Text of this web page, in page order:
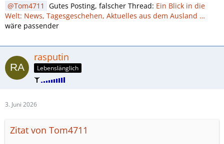
Tom4711 Gutes Posting, falscher Thread: Ein Blick in die
Welt: News, Tagesgeschehen, Aktuelles aus dem Ausland …
wäre passender
rasputin
Lebenslänglich
3. Juni 2026
Zitat von Tom4711